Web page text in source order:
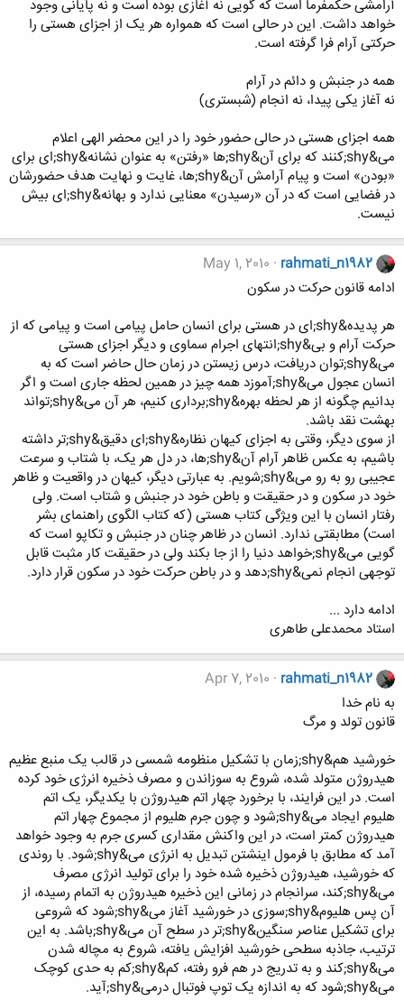
آرامشی حکمفرما است که گویی نه آغازی بوده است و نه پایانی وجود
خواهد داشت. این در حالی است که همواره هر یک از اجزای هستی را
حرکتی آرام فرا گرفته است.
همه در جنبش و دائم در آرام
نه آغاز یکی پیدا، نه انجام (شبستری)
همه اجزای هستی در حالی حضور خود را در این محضر الهی اعلام
می&shy;کنند که برای آن&shy;ها «رفتن» به عنوان نشانه&shy;ای برای
«بودن» است و پیام آرامش آن&shy;ها، غایت و نهایت هدف حضورشان
در فضایی است که در آن «رسیدن» معنایی ندارد و بهانه&shy;ای بیش
نیست.
rahmati_n1982
May 1, 2010
ادامه قانون حرکت در سکون
هر پدیده&shy;ای در هستی برای انسان حامل پیامی است و پیامی که از
حرکت آرام و بی&shy;انتهای اجرام سماوی و دیگر اجزای هستی
می&shy;توان دریافت، درس زیستن در زمان حال حاضر است که به
انسان عجول می&shy;آموزد همه چیز در همین لحظه جاری است و اگر
بدانیم چگونه از هر لحظه بهره&shy;برداری کنیم، هر آن می&shy;تواند
بهشت نقد باشد.
از سوی دیگر، وقتی به اجزای کیهان نظاره&shy;ای دقیق&shy;تر داشته
باشیم، به عکس ظاهر آرام آن&shy;ها، در دل هر یک، با شتاب و سرعت
عجیبی رو به رو می&shy;شویم. به عبارتی دیگر، کیهان در واقعیت و ظاهر
خود در سکون و در حقیقت و باطن خود در جنبش و شتاب است. ولی
رفتار انسان با این ویژگی کتاب هستی (که کتاب الگوی راهنمای بشر
است) مطابقتی ندارد. انسان در ظاهر چنان در جنبش و تکاپو است که
گویی می&shy;خواهد دنیا را از جا بکند ولی در حقیقت کار مثبت قابل
توجهی انجام نمی&shy;دهد و در باطن حرکت خود در سکون قرار دارد.
ادامه دارد ...
استاد محمدعلی طاهری
rahmati_n1982
Apr 7, 2010
به نام خدا
قانون تولد و مرگ
خورشید هم&shy;زمان با تشکیل منظومه شمسی در قالب یک منبع عظیم
هیدروژن متولد شده، شروع به سوزاندن و مصرف ذخیره انرژی خود کرده
است. در این فرایند، با برخورد چهار اتم هیدروژن با یکدیگر، یک اتم
هلیوم ایجاد می&shy;شود و چون جرم هلیوم از مجموع چهار اتم
هیدروژن کمتر است، در این واکنش مقداری کسری جرم به وجود خواهد
آمد که مطابق با فرمول اینشتن تبدیل به انرژی می&shy;شود. با روندی
که خورشید، هیدروژن ذخیره شده خود را برای تولید انرژی مصرف
می&shy;کند، سرانجام در زمانی این ذخیره هیدروژن به اتمام رسیده، از
آن پس هلیوم&shy;سوزی در خورشید آغاز می&shy;شود که شروعی
برای تشکیل عناصر سنگین&shy;تر در سطح آن می&shy;باشد. به این
ترتیب، جاذبه سطحی خورشید افزایش یافته، شروع به مچاله شدن
می&shy;کند و به تدریج در هم فرو رفته، کم&shy;کم به حدی کوچک
می&shy;شود که به اندازه یک توپ فوتبال درمی&shy;آید.